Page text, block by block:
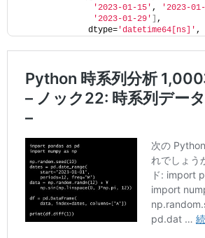
'2023-01-15' , '2023-
'2023-01-29'
,
              dtype=
'datetime64[ns]' ,